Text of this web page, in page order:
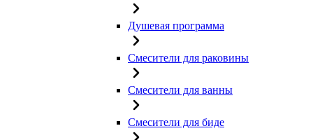
Душевая программа
Смесители для раковины
Смесители для ванны
Смесители для биде